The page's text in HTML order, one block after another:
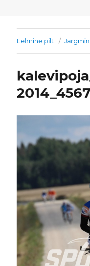
Eelmine pilt
2014_4567